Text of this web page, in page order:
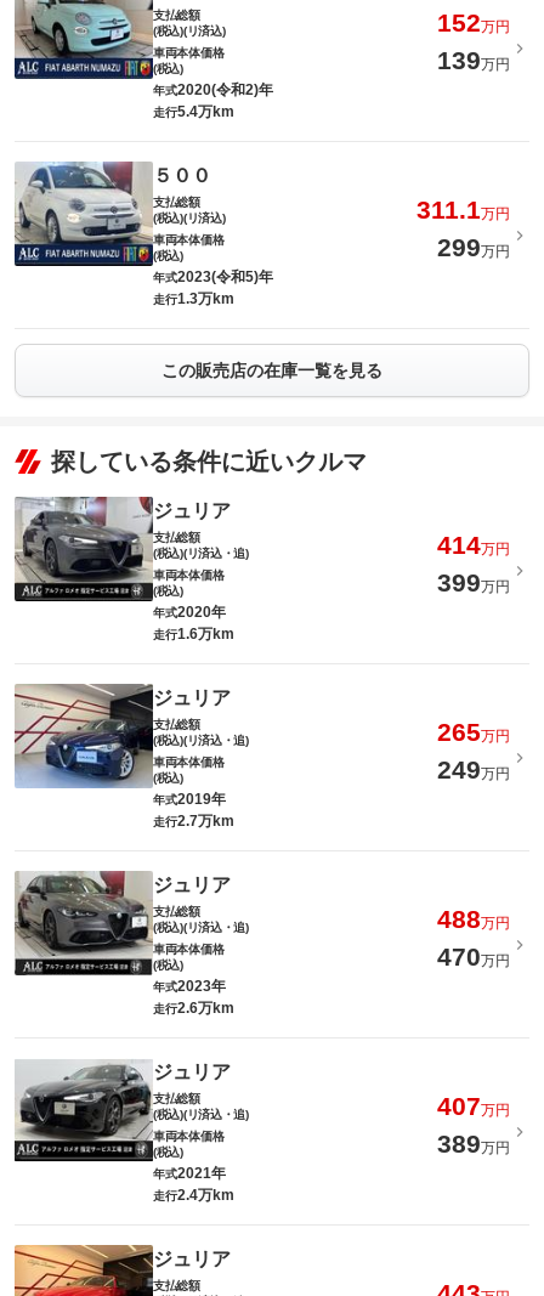
支払総額
(税込)(リ済込)
152万円
車両本体価格
(税込)
139万円
年式2020(令和2)年
走行5.4万km
５００
支払総額
(税込)(リ済込)
311.1万円
車両本体価格
(税込)
299万円
年式2023(令和5)年
走行1.3万km
この販売店の在庫一覧を見る
探している条件に近いクルマ
ジュリア
支払総額
(税込)(リ済込・追)
414万円
車両本体価格
(税込)
399万円
年式2020年
走行1.6万km
ジュリア
支払総額
(税込)(リ済込・追)
265万円
車両本体価格
(税込)
249万円
年式2019年
走行2.7万km
ジュリア
支払総額
(税込)(リ済込・追)
488万円
車両本体価格
(税込)
470万円
年式2023年
走行2.6万km
ジュリア
支払総額
(税込)(リ済込・追)
407万円
車両本体価格
(税込)
389万円
年式2021年
走行2.4万km
ジュリア
支払総額